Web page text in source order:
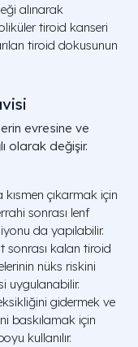
alınarak
tiroid kanseri
tiroid dokusunun
evresine ve
olarak değişir.
çıkarmak için
sonrası lenf
da yapılabilir.
sonrası kalan tiroid
nüks riskini
uygulanabilir.
gidermek ve
baskılamak için
kullanılır.